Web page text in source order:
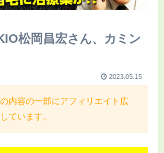
松岡昌宏さん、カミン
2023.05.15
内容の一部にアフィリエイト広
ています。